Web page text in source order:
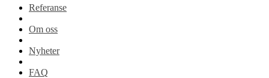
Referanse
Om oss
Nyheter
FAQ